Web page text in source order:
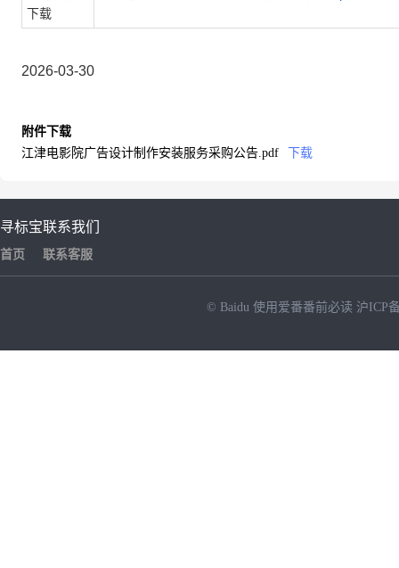
下载
2026-03-30
附件下载
江津电影院广告设计制作安装服务采购公告.pdf
下载
寻标宝
首页
联系我们
联系客服
© Baidu 使用爱番番前必读 沪ICP